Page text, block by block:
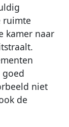
ruimte
kamer naar
niet
de